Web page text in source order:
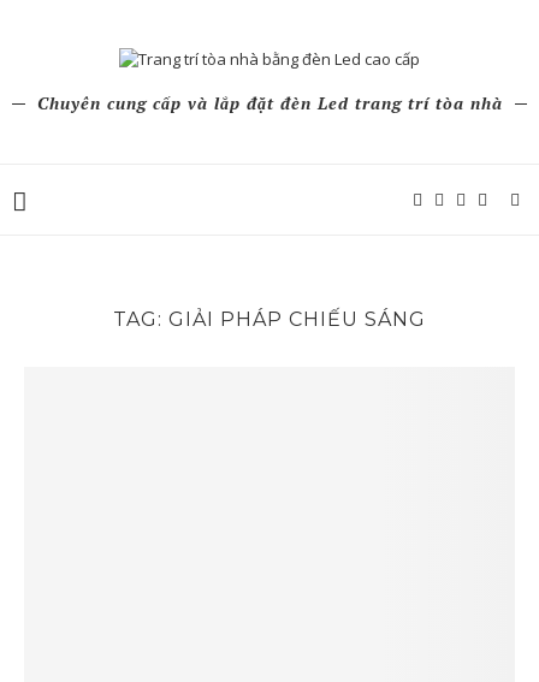
Chuyên cung cấp và lắp đặt đèn Led trang trí tòa nhà
TAG: GIẢI PHÁP CHIẾU SÁNG